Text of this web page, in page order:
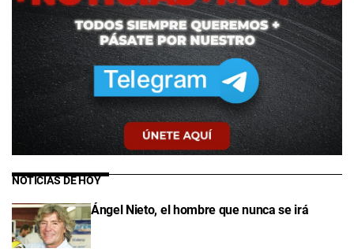
NOTICIAS DE HOY
Ángel Nieto, el hombre que nunca se irá